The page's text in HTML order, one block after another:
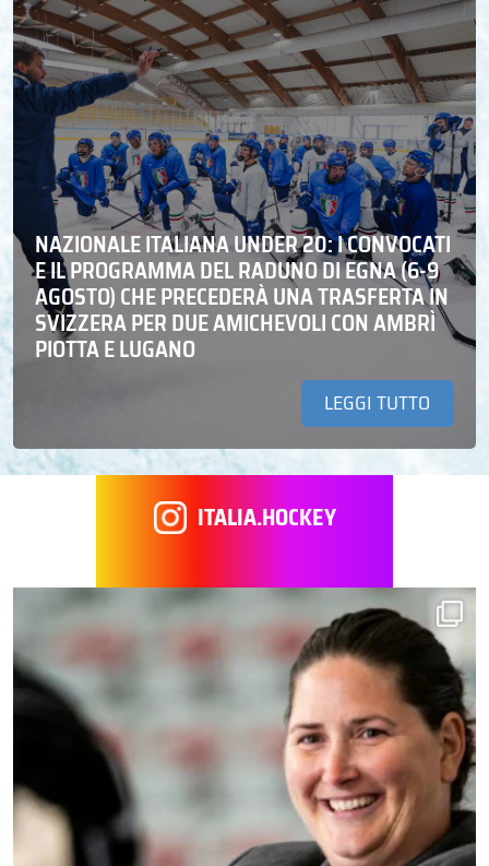
NAZIONALE ITALIANA UNDER 20: I CONVOCATI
E IL PROGRAMMA DEL RADUNO DI EGNA (6-9
AGOSTO) CHE PRECEDERÀ UNA TRASFERTA IN
SVIZZERA PER DUE AMICHEVOLI CON AMBRÌ
PIOTTA E LUGANO
LEGGI TUTTO
ITALIA.HOCKEY